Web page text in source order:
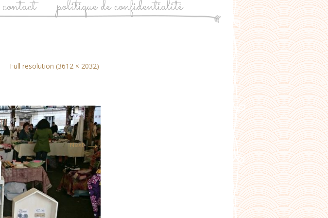
contact politique de confidentialité
Full resolution (3612 × 2032)
Next→